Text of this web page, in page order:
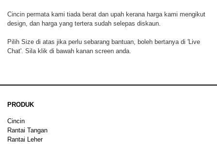
Cincin permata kami tiada berat dan upah kerana harga kami mengikut
design, dan harga yang tertera sudah selepas diskaun.
Pilih Size di atas jika perlu sebarang bantuan, boleh bertanya di 'Live
Chat'. Sila klik di bawah kanan screen anda.
PRODUK
Cincin
Rantai Tangan
Rantai Leher